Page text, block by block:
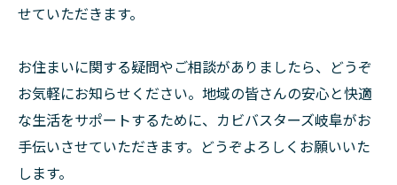
せていただきます。
お住まいに関する疑問やご相談がありましたら、どうぞ
お気軽にお知らせください。地域の皆さんの安心と快適
な生活をサポートするために、カビバスターズ岐阜がお
手伝いさせていただきます。どうぞよろしくお願いいた
します。